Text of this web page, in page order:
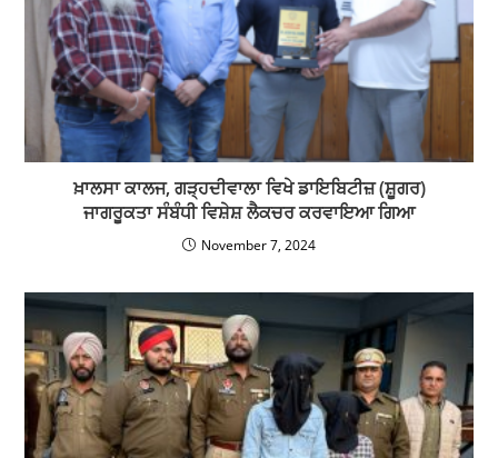
ਖ਼ਾਲਸਾ ਕਾਲਜ, ਗੜ੍ਹਦੀਵਾਲਾ ਵਿਖੇ ਡਾਇਬਿਟੀਜ਼ (ਸ਼ੂਗਰ)
ਜਾਗਰੂਕਤਾ ਸੰਬੰਧੀ ਵਿਸ਼ੇਸ਼ ਲੈਕਚਰ ਕਰਵਾਇਆ ਗਿਆ
November 7, 2024